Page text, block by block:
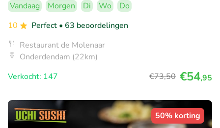
Vandaag Morgen Di Wo
Do
10
Perfect • 63 beoordelingen
Restaurant de Molenaar
Onderdendam (22km)
Verkocht: 147
€73,50 €54,95
50% korting